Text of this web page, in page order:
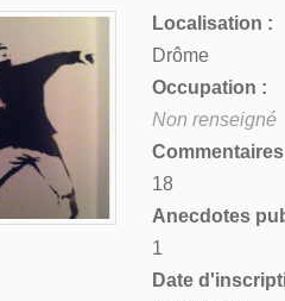
Localisation :
Drôme
Occupation :
Non renseigné
18
Anecdotes
1
Date